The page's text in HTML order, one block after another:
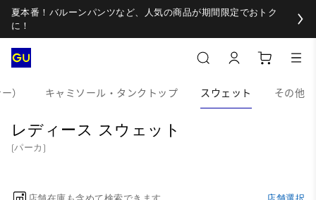
夏本番！バルーンパンツなど、人気の商品が期間限定でおトク
に！
） キャミソール・タンクトップ スウェット その他
レディース スウェット
(パーカ)
店舗在庫も含めて検索できます 店舗選択